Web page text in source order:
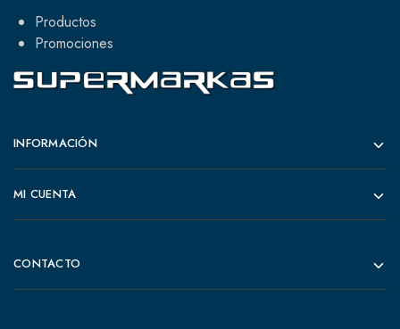
Productos
Promociones
INFORMACIÓN
MI CUENTA
CONTACTO